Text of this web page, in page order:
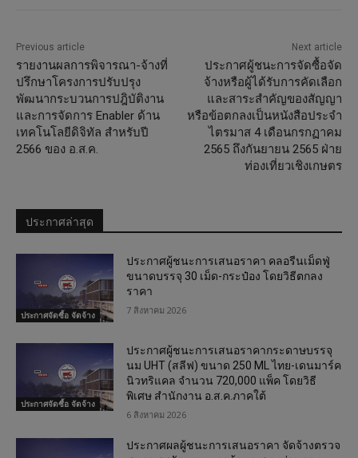
Previous article
รายงานผลการพิจารณา-จ้างที่
ปรึกษาโครงการปรับปรุง
พัฒนากระบวนการปฎิบัติงาน
และการจัดการ Enabler ด้าน
เทคโนโลยีดิจิทัล สำหรับปี
2566 ของ อ.ส.ค.
Next article
ประกาศผู้ชนะการจัดซื้อจัด
จ้างหรือผู้ได้รับการคัดเลือก
และสาระสำคัญของสัญญา
หรือข้อตกลงเป็นหนังสือประจำ
ไตรมาส 4 เดือนกรกฏาคม
2565 ถึงกันยายน 2565 ฝ่าย
ท่องเที่ยวเชิงเกษตร
ประกาศล่าสุด
ประกาศจัดซื้อ จัดจ้าง
ประกาศผู้ชนะการเสนอราคา คลอรีนเม็ดฟู่
ขนาดบรรจุ 30 เม็ด-กระป๋อง โดยวิธีตกลง
ราคา
7 สิงหาคม 2026
ประกาศจัดซื้อ จัดจ้าง
ประกาศผู้ชนะการเสนอราคากระดาษบรรจุ
นม UHT (สลีฟ) ขนาด 250 ML ไทย-เดนมาร์ค
นิวทริแคล จำนวน 720,000 แพ็ค โดยวิธี
พิเศษ สำนักงาน อ.ส.ค.ภาคใต้
6 สิงหาคม 2026
ประกาศผลผู้ชนะการเสนอราคา จัดจ้างตรวจ